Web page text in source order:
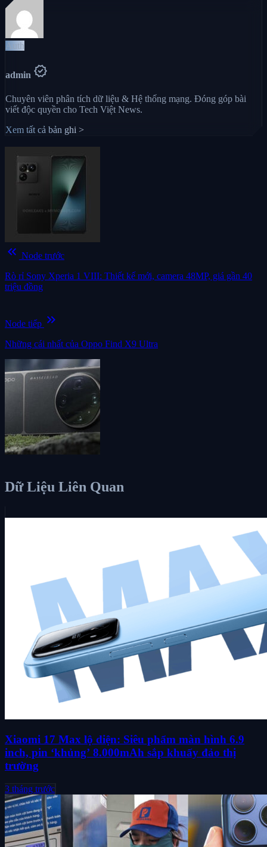
Auth
admin verified
Chuyên viên phân tích dữ liệu & Hệ thống mạng. Đóng góp bài
viết độc quyền cho Tech Việt News.
Xem tất cả bản ghi >
keyboard_double_arrow_left Node trước
Rò rỉ Sony Xperia 1 VIII: Thiết kế mới, camera 48MP, giá gần 40
triệu đồng
Node tiếp keyboard_double_arrow_right
Những cái nhất của Oppo Find X9 Ultra
Dữ Liệu Liên Quan
Xiaomi 17 Max lộ diện: Siêu phẩm màn hình 6.9
inch, pin ‘khủng’ 8.000mAh sắp khuấy đảo thị
trường
3 tháng trước